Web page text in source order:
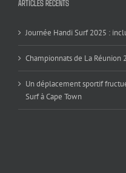
ARTICLES RÉCENTS
Journée Handi Surf 2025 :
Championnats de La Réunion
Un déplacement sportif
Surf à Cape Town